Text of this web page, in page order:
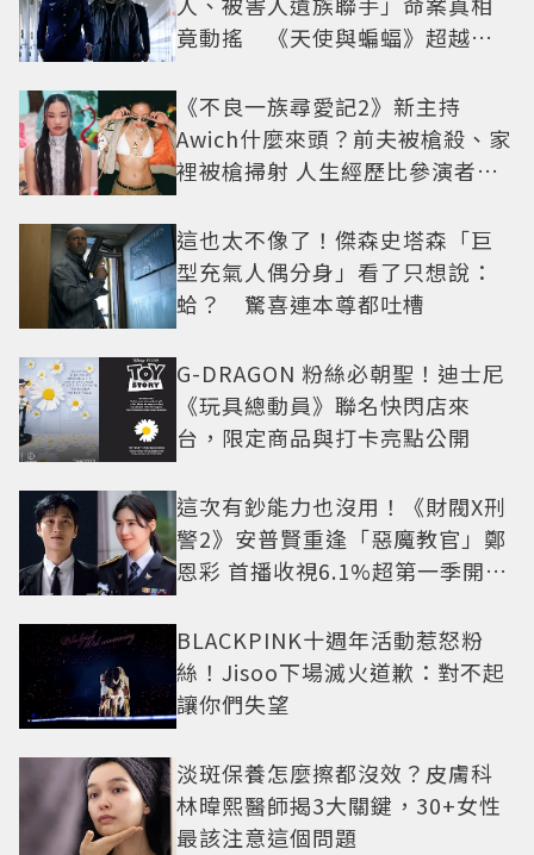
竟動搖 《天使與蝙蝠》超越懸
《不良一族尋愛記2》新主持
Awich什麼來頭？前夫被槍殺、家
裡被槍掃射 人生經歷比參演者還
這也太不像了！傑森史塔森「巨
型充氣人偶分身」看了只想說：
蛤？ 驚喜連本尊都吐槽
G-DRAGON 粉絲必朝聖！迪士尼
《玩具總動員》聯名快閃店來
台，限定商品與打卡亮點公開
這次有鈔能力也沒用！《財閥X刑
警2》安普賢重逢「惡魔教官」鄭
恩彩 首播收視6.1%超第一季開紅
BLACKPINK十週年活動惹怒粉
絲！Jisoo下場滅火道歉：對不起
讓你們失望
淡斑保養怎麼擦都沒效？皮膚科
林暐熙醫師揭3大關鍵，30+女性
最該注意這個問題